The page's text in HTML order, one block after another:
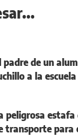
padre de un
a la
peligrosa estafa
transporte para